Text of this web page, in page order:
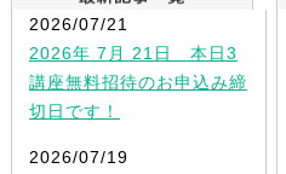
2026/07/21
2026年 7月 21日 本日3
講座無料招待のお申込み締
切日です！
2026/07/19